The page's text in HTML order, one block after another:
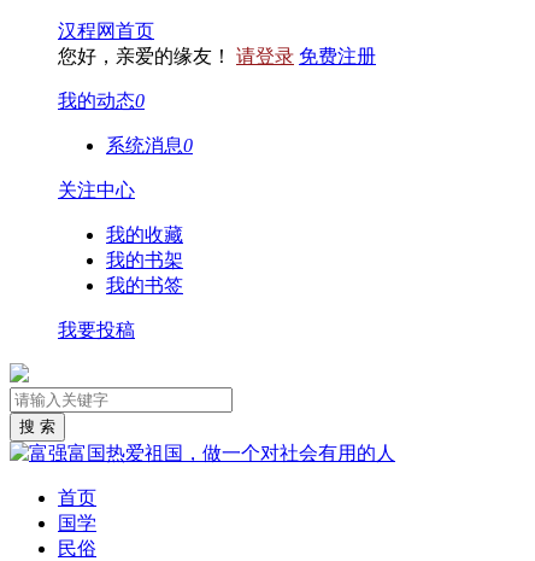
汉程网首页
您好，亲爱的缘友！ 请登录 免费注册
我的动态0
系统消息0
关注中心
我的收藏
我的书架
我的书签
我要投稿
首页
国学
民俗